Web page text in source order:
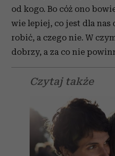
od kogo. Bo cóż ono
wie lepiej, co jest dla nas
robić, a czego nie. W
dobrzy, a za co nie
Czytaj także